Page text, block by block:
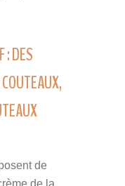
: DES
de
de la